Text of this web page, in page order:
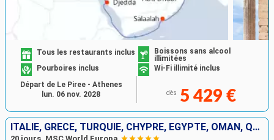
Tous les restaurants inclus
Boissons sans alcool
illimitées
Pourboires inclus
Wi-Fi illimité inclus
dès 5 429 €
Départ de Le Piree - Athenes
lun. 06 nov. 2028
ITALIE, GRÈCE, TURQUIE, CHYPRE, EGYPTE, OMAN, QATAR